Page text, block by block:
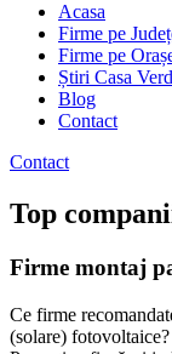
Acasa
Firme pe
Firme pe
Știri Casa
Blog
Contact
Contact
Top
Firme montaj
Ce firme
(solare) fotovoltaice?